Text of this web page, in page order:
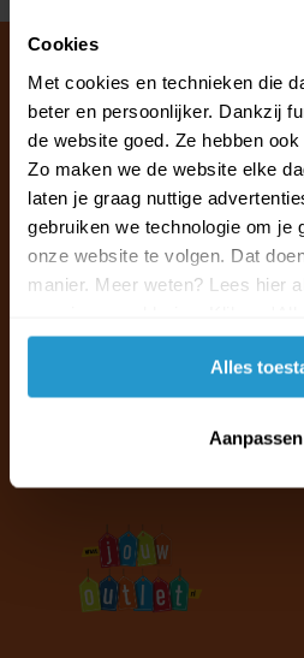
Cookies
Met cookies en technieken die
beter en persoonlijker. Dankzij
de website goed. Ze hebben
Zo maken we de website elke
laten je graag nuttige
gebruiken we technologie om je
onze website te volgen. Dat
manier. Meer weten? Lees hier
accepteren.
Alles
Aanpassen
Wij staan voor u
Ma t/m vr van
+31 (0)13 785 62 41
Naar de klantenservice & FAQ